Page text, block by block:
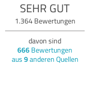
SEHR GUT
1.364Bewertungen
davon sind
666 Bewertungen
aus 9anderen Quellen